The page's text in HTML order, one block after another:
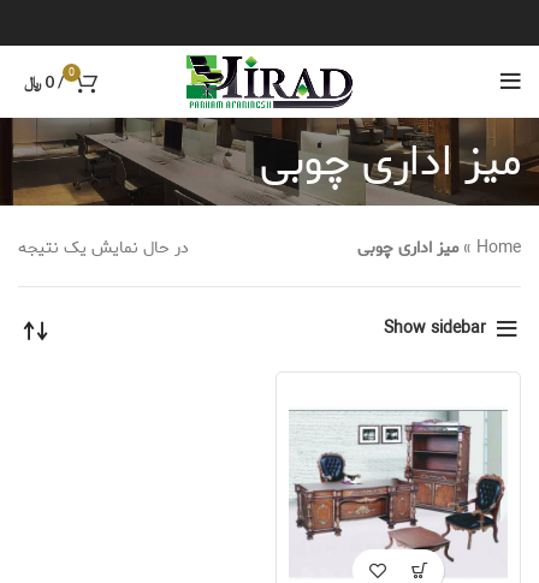
0
/
0 ﷼
میز اداری چوبی
Home
»میز اداری چوبی در حال نمایش یک نتیجه
Show sidebar